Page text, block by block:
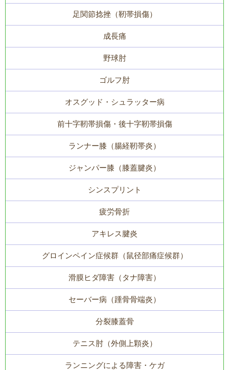
足関節捻挫（靭帯損傷）
成長痛
野球肘
ゴルフ肘
オスグッド・シュラッター病
前十字靭帯損傷・後十字靭帯損傷
ランナー膝（腸経靭帯炎）
ジャンパー膝（膝蓋腱炎）
シンスプリント
疲労骨折
アキレス腱炎
グロインペイン症候群（鼠径部痛症候群）
滑膜ヒダ障害（タナ障害）
セーバー病（踵骨骨端炎）
分裂膝蓋骨
テニス肘（外側上顆炎）
ランニングによる障害・ケガ